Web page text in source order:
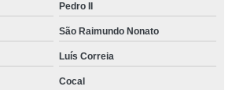
Pedro II
São Raimundo Nonato
Luís Correia
Cocal